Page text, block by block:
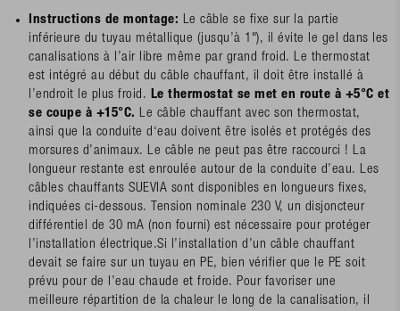
Instructions de montage: Le câble se fixe sur la partie
inférieure du tuyau métallique (jusqu’à 1"), il évite le gel dans les
canalisations à l’air libre même par grand froid. Le thermostat
est intégré au début du câble chauffant, il doit être installé à
l’endroit le plus froid. Le thermostat se met en route à +5°C et
se coupe à +15°C. Le câble chauffant avec son thermostat,
ainsi que la conduite d‘eau doivent être isolés et protégés des
morsures d’animaux. Le câble ne peut pas être raccourci ! La
longueur restante est enroulée autour de la conduite d’eau. Les
câbles chauffants SUEVIA sont disponibles en longueurs fixes,
indiquées ci-dessous. Tension nominale 230 V, un disjoncteur
différentiel de 30 mA (non fourni) est nécessaire pour protéger
l’installation électrique.Si l’installation d’un câble chauffant
devait se faire sur un tuyau en PE, bien vérifier que le PE soit
prévu pour de l’eau chaude et froide. Pour favoriser une
meilleure répartition de la chaleur le long de la canalisation, il